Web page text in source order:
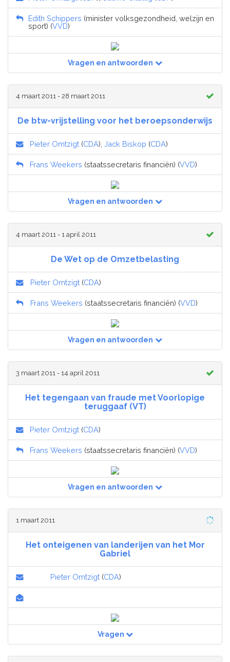
Edith Schippers (minister volksgezondheid, welzijn en
sport) (VVD)
Vragen en antwoorden
4 maart 2011 - 28 maart 2011
De btw-vrijstelling voor het beroepsonderwijs
Pieter Omtzigt (CDA), Jack Biskop (CDA)
Frans Weekers (staatssecretaris financiën) (VVD)
Vragen en antwoorden
4 maart 2011 - 1 april 2011
De Wet op de Omzetbelasting
Pieter Omtzigt (CDA)
Frans Weekers (staatssecretaris financiën) (VVD)
Vragen en antwoorden
3 maart 2011 - 14 april 2011
Het tegengaan van fraude met Voorlopige
teruggaaf (VT)
Pieter Omtzigt (CDA)
Frans Weekers (staatssecretaris financiën) (VVD)
Vragen en antwoorden
1 maart 2011
Het onteigenen van landerijen van het Mor
Gabriel
Pieter Omtzigt (CDA)
Vragen